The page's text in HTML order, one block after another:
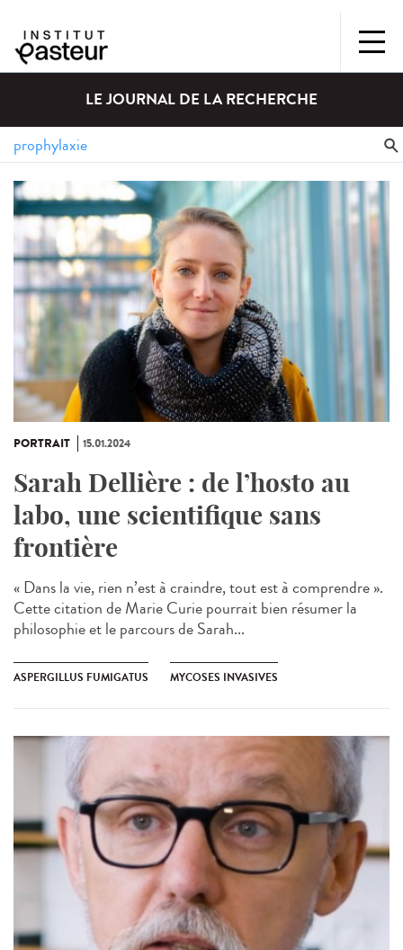
LE JOURNAL DE LA RECHERCHE
PORTRAIT 15.01.2024
Sarah Dellière : de l’hosto au
labo, une scientifique sans
frontière
« Dans la vie, rien n’est à craindre, tout est à comprendre ».
Cette citation de Marie Curie pourrait bien résumer la
philosophie et le parcours de Sarah...
ASPERGILLUS FUMIGATUS MYCOSES INVASIVES